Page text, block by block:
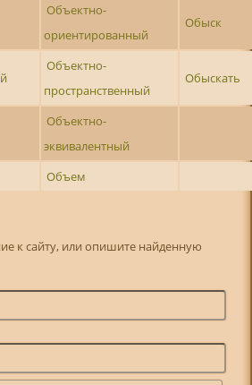
Объектно-
ориентированный
Обыск
Объектно-
пространственный
Обыскать
Объектно-
эквивалентный
Объем
к сайту, или опишите найденную